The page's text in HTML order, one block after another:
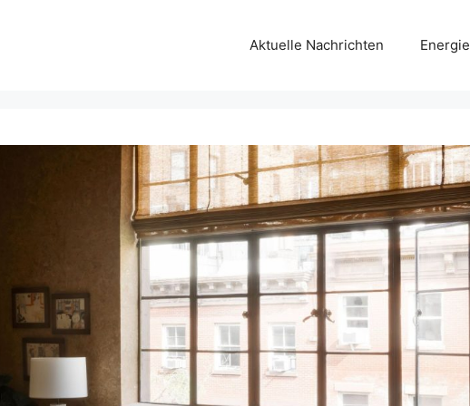
Aktuelle Nachrichten Energie